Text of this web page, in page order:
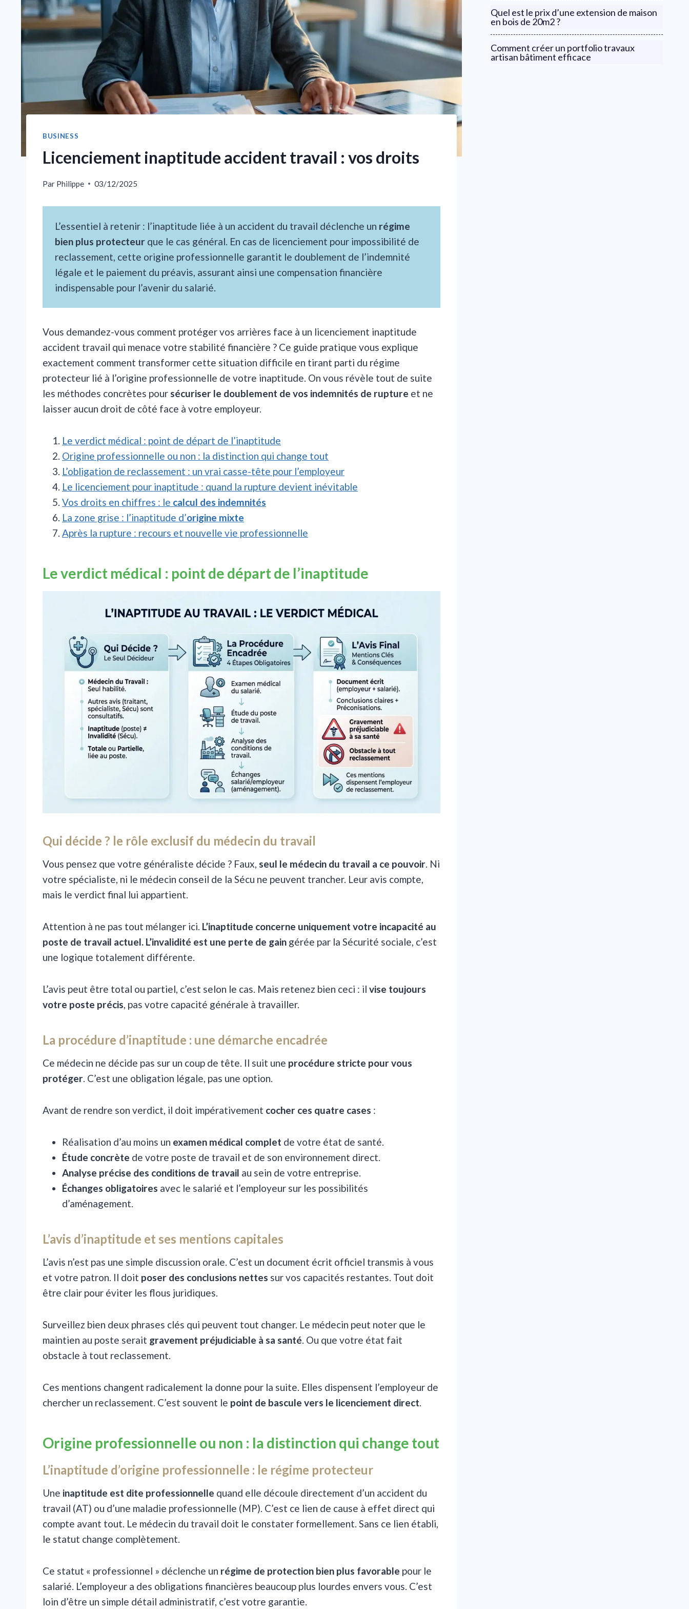
BUSINESS
Licenciement inaptitude accident travail : vos droits
Par Philippe 03/12/2025
L’essentiel à retenir : l’inaptitude liée à un accident du travail déclenche un régime
bien plus protecteur que le cas général. En cas de licenciement pour impossibilité de
reclassement, cette origine professionnelle garantit le doublement de l’indemnité
légale et le paiement du préavis, assurant ainsi une compensation financière
indispensable pour l’avenir du salarié.
Vous demandez-vous comment protéger vos arrières face à un licenciement inaptitude
accident travail qui menace votre stabilité financière ? Ce guide pratique vous explique
exactement comment transformer cette situation difficile en tirant parti du régime
protecteur lié à l’origine professionnelle de votre inaptitude. On vous révèle tout de suite
les méthodes concrètes pour sécuriser le doublement de vos indemnités de rupture et ne
laisser aucun droit de côté face à votre employeur.
Le verdict médical : point de départ de l’inaptitude
Origine professionnelle ou non : la distinction qui change tout
L’obligation de reclassement : un vrai casse-tête pour l’employeur
Le licenciement pour inaptitude : quand la rupture devient inévitable
Vos droits en chiffres : le calcul des indemnités
La zone grise : l’inaptitude d’origine mixte
Après la rupture : recours et nouvelle vie professionnelle
Le verdict médical : point de départ de l’inaptitude
Qui décide ? le rôle exclusif du médecin du travail
Vous pensez que votre généraliste décide ? Faux, seul le médecin du travail a ce pouvoir . Ni
votre spécialiste, ni le médecin conseil de la Sécu ne peuvent trancher. Leur avis compte,
mais le verdict final lui appartient.
Attention à ne pas tout mélanger ici. L’inaptitude concerne uniquement votre incapacité au
poste de travail actuel. L’invalidité est une perte de gain gérée par la Sécurité sociale, c’est
une logique totalement différente.
L’avis peut être total ou partiel, c’est selon le cas. Mais retenez bien ceci : il vise toujours
votre poste précis , pas votre capacité générale à travailler.
La procédure d’inaptitude : une démarche encadrée
Ce médecin ne décide pas sur un coup de tête. Il suit une procédure stricte pour vous
protéger . C’est une obligation légale, pas une option.
Avant de rendre son verdict, il doit impérativement cocher ces quatre cases :
Réalisation d’au moins un examen médical complet de votre état de santé.
Étude concrète de votre poste de travail et de son environnement direct.
Analyse précise des conditions de travail au sein de votre entreprise.
Échanges obligatoires avec le salarié et l’employeur sur les possibilités
d’aménagement.
L’avis d’inaptitude et ses mentions capitales
L’avis n’est pas une simple discussion orale. C’est un document écrit officiel transmis à vous
et votre patron. Il doit poser des conclusions nettes sur vos capacités restantes. Tout doit
être clair pour éviter les flous juridiques.
Surveillez bien deux phrases clés qui peuvent tout changer. Le médecin peut noter que le
maintien au poste serait gravement préjudiciable à sa santé . Ou que votre état fait
obstacle à tout reclassement.
Ces mentions changent radicalement la donne pour la suite. Elles dispensent l’employeur de
chercher un reclassement. C’est souvent le point de bascule vers le licenciement direct
Origine professionnelle ou non : la distinction qui change tout
L’inaptitude d’origine professionnelle : le régime protecteur
Une inaptitude est dite professionnelle quand elle découle directement d’un accident du
travail (AT) ou d’une maladie professionnelle (MP). C’est ce lien de cause à effet direct qui
compte avant tout. Le médecin du travail doit le constater formellement. Sans ce lien établi,
le statut change complètement.
Ce statut « professionnel » déclenche un régime de protection bien plus favorable pour le
salarié. L’employeur a des obligations financières beaucoup plus lourdes envers vous. C’est
loin d’être un simple détail administratif, c’est votre garantie.
Quel est le prix d’une extension de maison
en bois de 20m2 ?
Comment créer un portfolio travaux
artisan bâtiment efficace